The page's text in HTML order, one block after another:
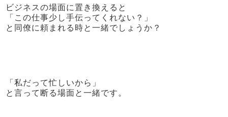
ビジネスの場面に置き換えると
「この仕事少し手伝ってくれない？」
と同僚に頼まれる時と一緒でしょうか？
「私だって忙しいから」
と言って断る場面と一緒です。